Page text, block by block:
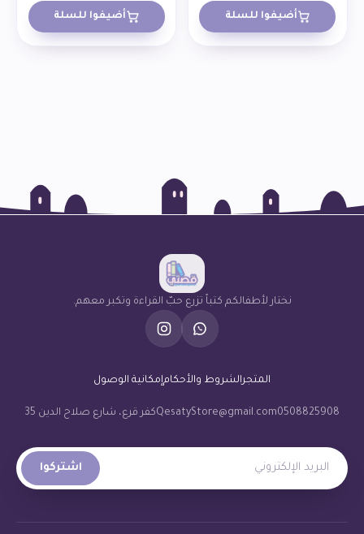
أضيفوا للسلة أضيفوا للسلة
نختار لأطفالكم كتباً تزرع حبّ القراءة وتكبر معهم.
المتجر الشروط والأحكامإمكانية الوصول
0508825908
QesatyStore@gmail.comكفر قرع، شارع صلاح الدين 35
البريد الإلكتروني
اشتركوا